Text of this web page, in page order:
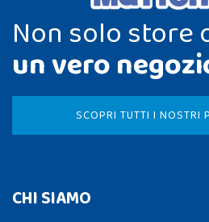
Non solo store
un vero
SCOPRI TUTTI I NOSTRI
CHI SIAMO